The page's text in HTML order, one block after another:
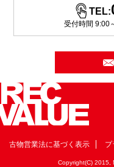
TEL:
受付時間 9:00
古物営業法に基づく表示 プ
Copyright(C) 2015,